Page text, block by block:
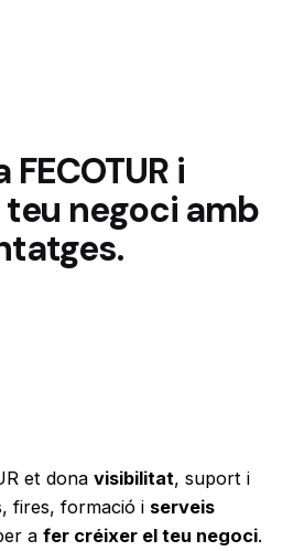
i
negoci amb
et dona visibilitat, suport i
fires, formació i serveis
a fer créixer el teu negoci.